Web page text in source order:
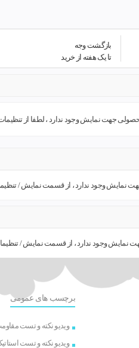
بازگشت وجه
تا یک هفته از خرید
جهت نمایش وجود ندارد ، لطفا از
نمایش وجود ندارد ، از قسمت نمایش /
نمایش وجود ندارد ، از قسمت نمایش /
برچسب های عمومی
ویدیو نکته و تست
ویدیو نکته و تست